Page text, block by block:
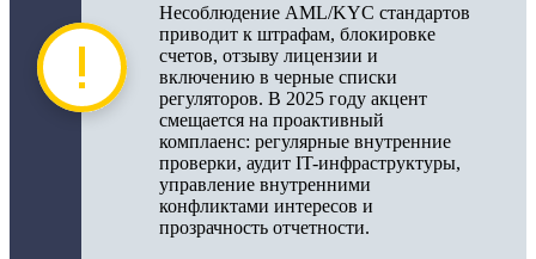
Несоблюдение AML/KYC стандартов
приводит к штрафам, блокировке
счетов, отзыву лицензии и
включению в черные списки
регуляторов. В 2025 году акцент
смещается на проактивный
комплаенс: регулярные внутренние
проверки, аудит IT-инфраструктуры,
управление внутренними
конфликтами интересов и
прозрачность отчетности.